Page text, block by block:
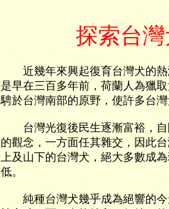
探索台
近幾年來興起復育台灣犬的熱
是早在三百多年前，荷蘭人為獵
騁於台灣南部的原野，使許多台
台灣光復後民生逐漸富裕，自
的觀念，一方面任其雜交，因此
上及山下的台灣犬，絕大多數成
低。
純種台灣犬幾乎成為絕響的今